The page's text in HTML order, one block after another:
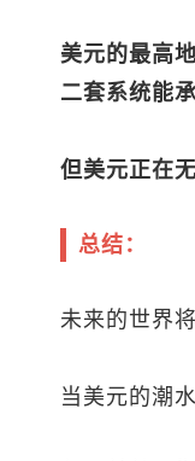
美元的最高
二套系统能
但美元正在
总结：
未来的世界
当美元的潮